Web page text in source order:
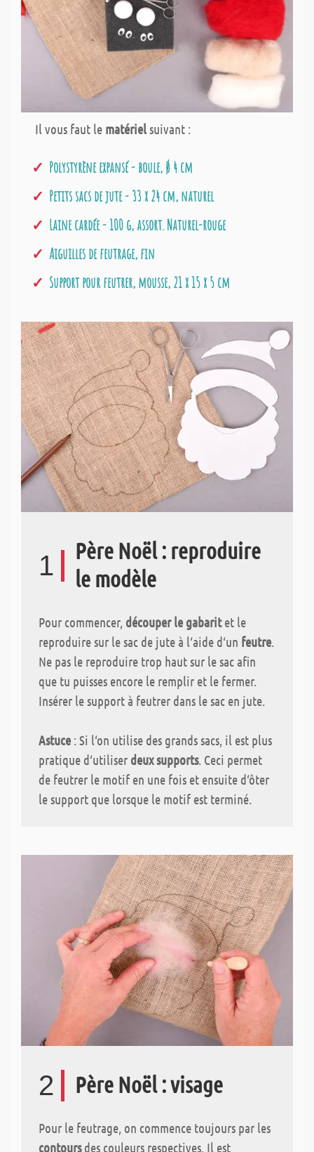
Il vous faut le matérielsuivant :
Polystyrène expansé - boule, Ø 4 cm
Petits sacs de jute - 33 x 24 cm, naturel
Laine cardée - 100 g, assort. Naturel-rouge
Aiguilles de feutrage, fin
Support pour feutrer, mousse, 21 x 15 x 5 cm
1
Père Noël : reproduire
le modèle
Pour commencer, découper le gabaritet le
reproduire sur le sac de jute à l‘aide d‘un feutre.
Ne pas le reproduire trop haut sur le sac afin
que tu puisses encore le remplir et le fermer.
Insérer le support à feutrer dans le sac en jute.
Astuce : Si l‘on utilise des grands sacs, il est plus
pratique d‘utiliser deux supports. Ceci permet
de feutrer le motif en une fois et ensuite d‘ôter
le support que lorsque le motif est terminé.
2 Père Noël : visage
Pour le feutrage, on commence toujours par les
contoursdes couleurs respectives. Il est